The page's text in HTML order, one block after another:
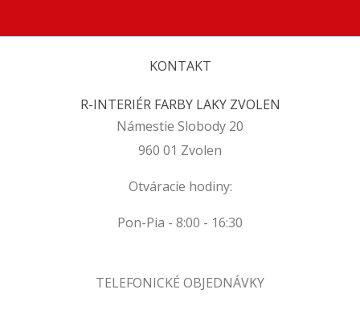
KONTAKT
R-INTERIÉR FARBY LAKY ZVOLEN
Námestie Slobody 20
960 01 Zvolen
Otváracie hodiny:
Pon-Pia - 8:00 - 16:30
TELEFONICKÉ OBJEDNÁVKY